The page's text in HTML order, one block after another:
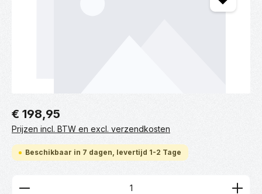
€ 198,95
Prijzen incl. BTW en excl. verzendkosten
Beschikbaar in 7 dagen, levertijd 1-2 Tage
Producthoeveelheid: Voer de gewenste